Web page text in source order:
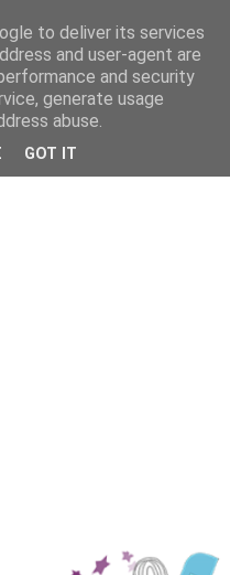
to deliver its services
and user-agent are
and security
generate usage
abuse.
GOT IT